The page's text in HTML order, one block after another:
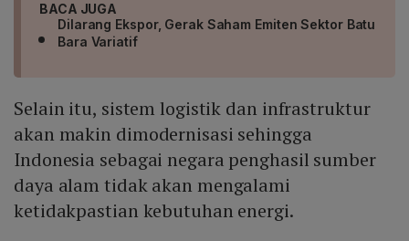
BACA JUGA
Dilarang Ekspor, Gerak Saham Emiten Sektor Batu
Bara Variatif
Selain itu, sistem logistik dan infrastruktur
akan makin dimodernisasi sehingga
Indonesia sebagai negara penghasil sumber
daya alam tidak akan mengalami
ketidakpastian kebutuhan energi.